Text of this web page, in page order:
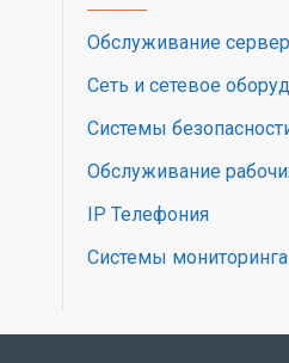
Обслуживание
Сеть и сетевое
Системы
Обслуживание
IP Телефония
Системы мониторинга